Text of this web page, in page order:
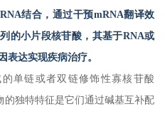
结合，通过干预mRNA翻译效
的小片段核苷酸，其基于RNA或
表达实现疾病治疗。
单链或者双链修饰性寡核苷酸
的独特特征是它们通过碱基互补配